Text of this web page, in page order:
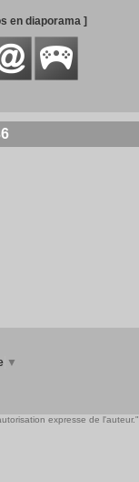
en diaporama ]
▼
expresse de l'auteur."